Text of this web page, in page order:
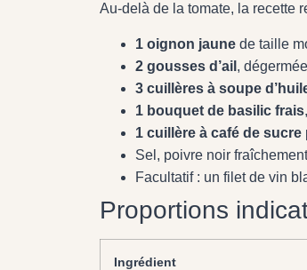
Au-delà de la tomate, la recette
1 oignon jaune de taille
2 gousses d’ail ,
3 cuillères à soupe
1 bouquet de basilic frais
1 cuillère à café de sucre
Sel, poivre noir
Facultatif : un filet de vin
Proportions
Ingrédient